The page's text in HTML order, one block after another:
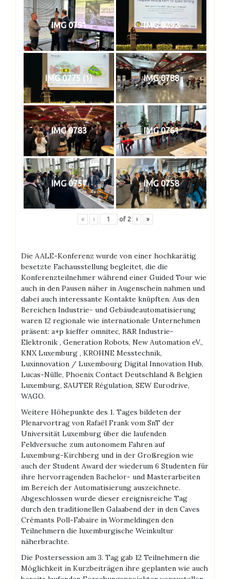
IMG 0791 IMG 0792
IMG 0775 (1) IMG 0788
IMG 0783 IMG 0761
IMG 0757 IMG 0758
« ‹ of 2 › »
Die AALE-Konferenz wurde von einer hochkarätig
besetzte Fachausstellung begleitet, die die
Konferenzteilnehmer während einer Guided Tour wie
auch in den Pausen näher in Augenschein nahmen und
dabei auch interessante Kontakte knüpften. Aus den
Bereichen Industrie- und Gebäudeautomatisierung
waren 12 regionale wie internationale Unternehmen
präsent: a+p kieffer omnitec, B&R Industrie-
Elektronik , Generation Robots, New Automation eV.,
KNX Luxemburg , KROHNE Messtechnik,
Luxinnovation / Luxembourg Digital Innovation Hub,
Lucas-Nülle, Phoenix Contact Deutschland & Belgien
Luxemburg, SAUTER Régulation, SEW Eurodrive,
WAGO.
Weitere Höhepunkte des 1. Tages bildeten der
Plenarvortrag von Rafaël Frank vom SnT der
Universität Luxemburg über die laufenden
Feldversuche zum autonomem Fahren auf
Luxemburg-Kirchberg und in der Großregion wie
auch der Student Award der wiederum 6 Studenten für
ihre hervorragenden Bachelor- und Masterarbeiten
im Bereich der Automatisierung auszeichnete.
Abgeschlossen wurde dieser ereignisreiche Tag
durch den traditionellen Galaabend der in den Caves
Crémants Poll-Fabaire in Wormeldingen den
Teilnehmern die luxemburgische Weinkultur
näherbrachte.
Die Postersession am 3. Tag gab 12 Teilnehmern die
Möglichkeit in Kurzbeiträgen ihre geplanten wie auch